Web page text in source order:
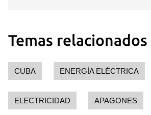
Temas relacionados
CUBA ENERGÍA ELÉCTRICA
ELECTRICIDAD APAGONES